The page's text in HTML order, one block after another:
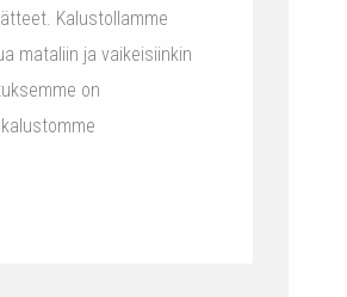
Kalustollamme
mataliin ja vaikeisiinkin
on